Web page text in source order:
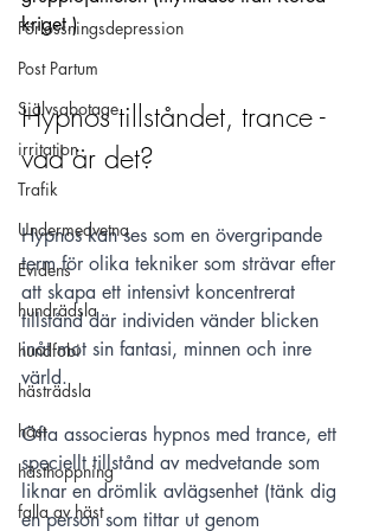
Förlossningsdepression
Post Partum
Självsabotage
irritation
Trafik
Undermedvetna
Evidens
hundrädsla
hundfobi
hästrädsla
häst
hästhoppning
falla av häst
kriget.)
Hypnos tillståndet, trance -
vad är det?
Hypnos kan ses som en övergripande
term för olika tekniker som strävar efter
att skapa ett intensivt koncentrerat
tillstånd där individen vänder blicken
inåt mot sin fantasi, minnen och inre
värld.
Ofta associeras hypnos med trance, ett
speciellt tillstånd av medvetande som
liknar en drömlik avlägsenhet (tänk dig
en person som tittar ut genom